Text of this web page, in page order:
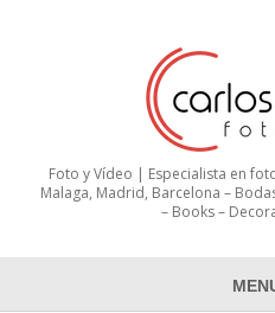
Foto y Vídeo | Especialista en
Malaga, Madrid, Barcelona –
– Books –